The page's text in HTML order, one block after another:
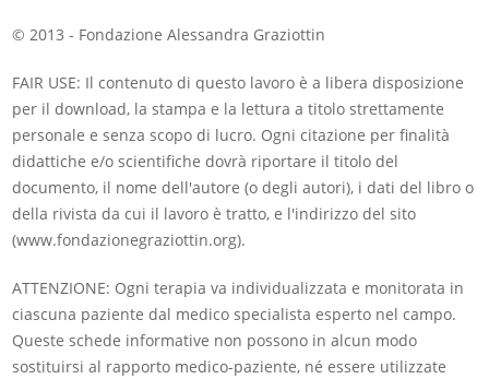
© 2013 - Fondazione Alessandra Graziottin
FAIR USE: Il contenuto di questo lavoro è a libera disposizione
per il download, la stampa e la lettura a titolo strettamente
personale e senza scopo di lucro. Ogni citazione per finalità
didattiche e/o scientifiche dovrà riportare il titolo del
documento, il nome dell'autore (o degli autori), i dati del libro o
della rivista da cui il lavoro è tratto, e l'indirizzo del sito
(www.fondazionegraziottin.org).
ATTENZIONE: Ogni terapia va individualizzata e monitorata in
ciascuna paziente dal medico specialista esperto nel campo.
Queste schede informative non possono in alcun modo
sostituirsi al rapporto medico-paziente, né essere utilizzate